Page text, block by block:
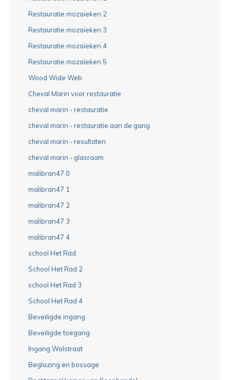
Restauratie mozaïeken 2
Restauratie mozaïeken 3
Restauratie mozaïeken 4
Restauratie mozaïeken 5
Wood Wide Web
Cheval Marin voor restauratie
cheval marin - restauratie
cheval marin - restauratie aan de gang
cheval marin - resultaten
cheval marin - glasraam
malibran47 0
malibran47 1
malibran47 2
malibran47 3
malibran47 4
school Het Rad
School Het Rad 2
school Het Rad 3
School Het Rad 4
Beveiligde ingang
Beveiligde toegang
Ingang Wolstraat
Beglazing en bossage